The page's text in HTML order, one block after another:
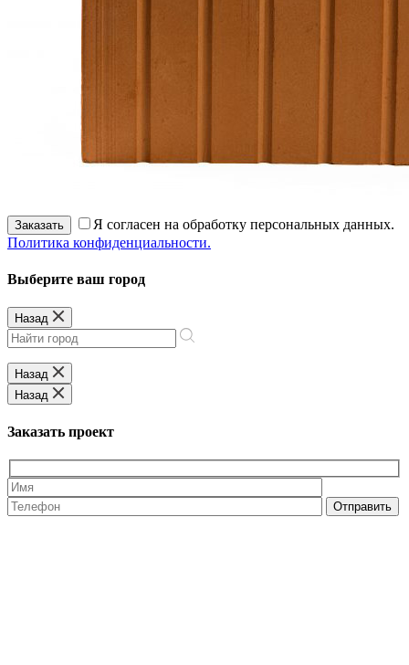
Заказать
Я согласен на обработку персональных данных.
Политика конфиденциальности.
Выберите ваш город
Назад
Назад
Назад
Заказать проект